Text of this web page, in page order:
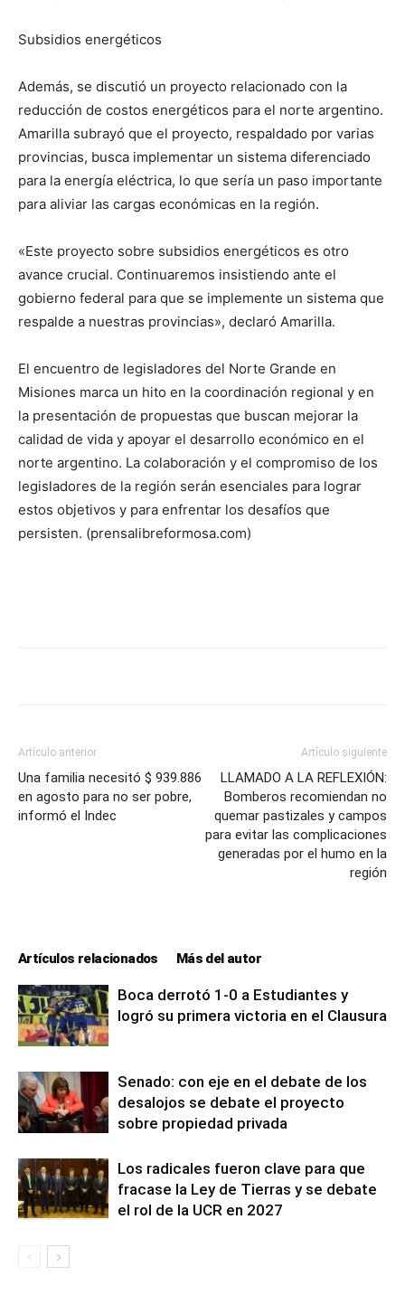
Subsidios energéticos
Además, se discutió un proyecto relacionado con la
reducción de costos energéticos para el norte argentino.
Amarilla subrayó que el proyecto, respaldado por varias
provincias, busca implementar un sistema diferenciado
para la energía eléctrica, lo que sería un paso importante
para aliviar las cargas económicas en la región.
«Este proyecto sobre subsidios energéticos es otro
avance crucial. Continuaremos insistiendo ante el
gobierno federal para que se implemente un sistema que
respalde a nuestras provincias», declaró Amarilla.
El encuentro de legisladores del Norte Grande en
Misiones marca un hito en la coordinación regional y en
la presentación de propuestas que buscan mejorar la
calidad de vida y apoyar el desarrollo económico en el
norte argentino. La colaboración y el compromiso de los
legisladores de la región serán esenciales para lograr
estos objetivos y para enfrentar los desafíos que
persisten. (prensalibreformosa.com)
Artículo anterior
Una familia necesitó $ 939.886
en agosto para no ser pobre,
informó el Indec
Artículo siguiente
LLAMADO A LA REFLEXIÓN:
Bomberos recomiendan no
quemar pastizales y campos
para evitar las complicaciones
generadas por el humo en la
región
Artículos relacionados Más del autor
Boca derrotó 1-0 a Estudiantes y
logró su primera victoria en el Clausura
Senado: con eje en el debate de los
desalojos se debate el proyecto
sobre propiedad privada
Los radicales fueron clave para que
fracase la Ley de Tierras y se debate
el rol de la UCR en 2027